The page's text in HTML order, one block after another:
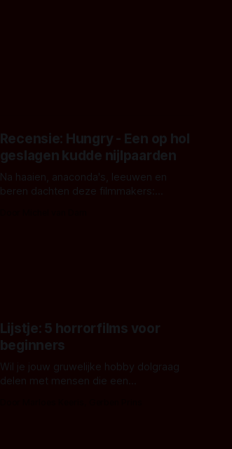
Recensie: Hungry - Een op hol
geslagen kudde nijlpaarden
Na haaien, anaconda's, leeuwen en
beren dachten deze filmmakers:
Lijstje: 5 horrorfilms voor
beginners
Wil je jouw gruwelijke hobby dolgraag
delen met mensen die een